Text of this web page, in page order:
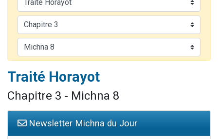
4 personnes viennent de nous rejoindre sur WhatsApp
Traité Horayot
Chapitre 3 - Michna 8
Newsletter Michna du Jour